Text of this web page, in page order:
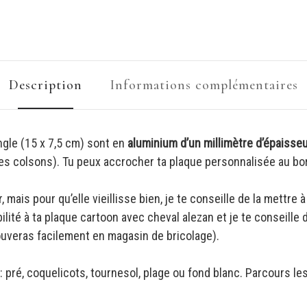
Description Informations complémentaires
(15 x 7,5 cm) sont en aluminium d’un millimètre
colsons). Tu peux accrocher ta plaque personnalisée au
mais pour qu’elle vieillisse bien, je te conseille de la
à ta plaque cartoon avec cheval alezan et je te conseille
facilement en magasin de bricolage).
pré, coquelicots, tournesol, plage ou fond blanc. Parcours